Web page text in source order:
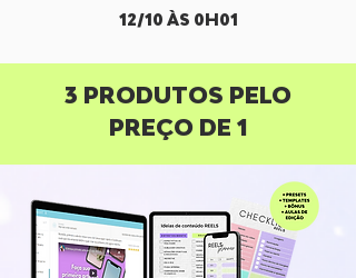
12/10 ÀS 0H01
3 PRODUTOS PELO
PREÇO DE 1